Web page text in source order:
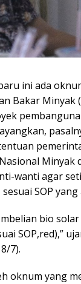
ini ada
Bakar Minyak
Minyak
wanti agar
SOP yang
bio
SOP,red),”
7).
oknum yang